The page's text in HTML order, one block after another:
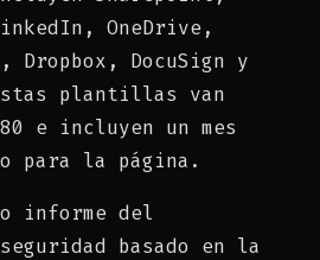
OneDrive,
Dropbox, DocuSign y
plantillas van
e incluyen un mes
para la página.
informe del
basado en la